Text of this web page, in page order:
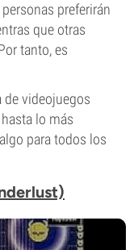
preferirán
que otras
tanto, es
de videojuegos
lo más
para todos los